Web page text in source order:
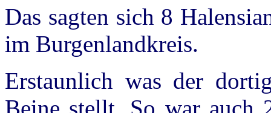
Das sagten sich 8
im Burgenlandkreis.
Erstaunlich was der
Beine stellt. So war auch